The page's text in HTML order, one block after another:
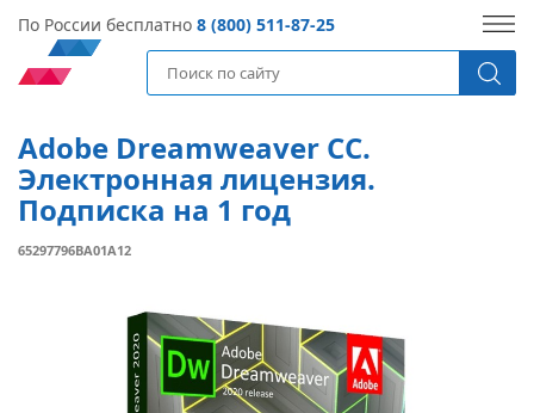
По России бесплатно 8 (800) 511-87-25
Adobe Dreamweaver CC.
Электронная лицензия.
Подписка на 1 год
65297796BA01A12